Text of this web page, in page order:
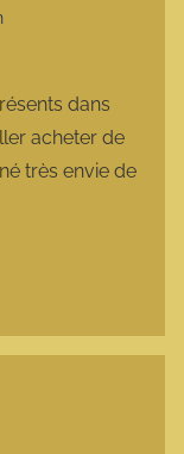
dans
acheter de
très envie de